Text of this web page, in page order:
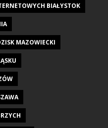
BIAŁYSTOK
MAZOWIECKI